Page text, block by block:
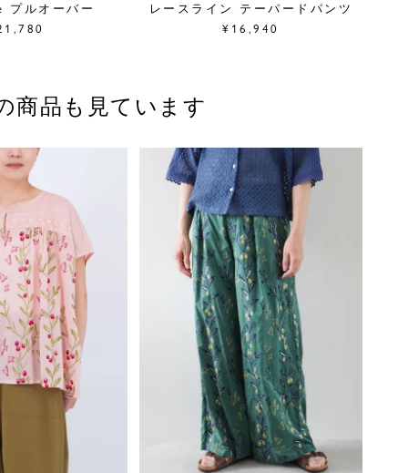
プルオーバー
レースライン テーパードパンツ
¥16,940
商品も見ています